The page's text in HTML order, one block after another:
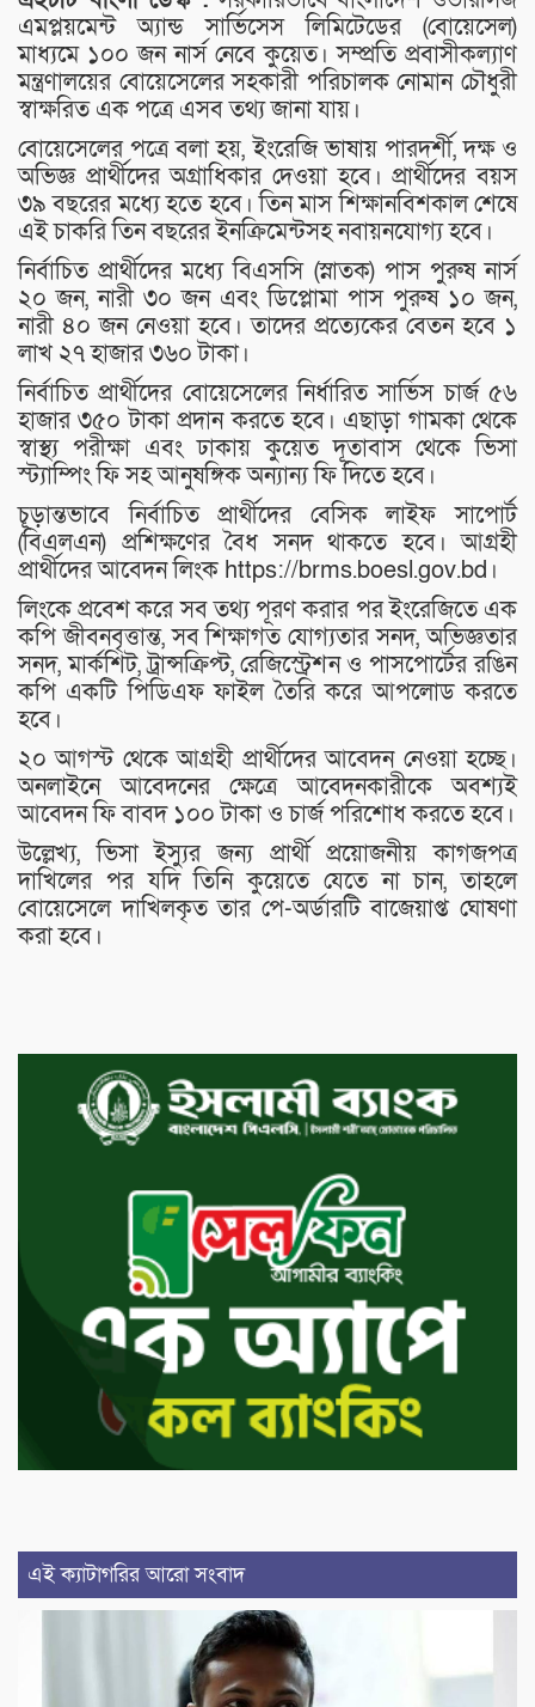
এমপ্লয়মেন্ট অ্যান্ড সার্ভিসেস লিমিটেডের (বোয়েসেল)
মাধ্যমে ১০০ জন নার্স নেবে কুয়েত। সম্প্রতি প্রবাসীকল্যাণ
মন্ত্রণালয়ের বোয়েসেলের সহকারী পরিচালক নোমান চৌধুরী
স্বাক্ষরিত এক পত্রে এসব তথ্য জানা যায়।
বোয়েসেলের পত্রে বলা হয়, ইংরেজি ভাষায় পারদর্শী, দক্ষ ও
অভিজ্ঞ প্রার্থীদের অগ্রাধিকার দেওয়া হবে। প্রার্থীদের বয়স
৩৯ বছরের মধ্যে হতে হবে। তিন মাস শিক্ষানবিশকাল শেষে
এই চাকরি তিন বছরের ইনক্রিমেন্টসহ নবায়নযোগ্য হবে।
নির্বাচিত প্রার্থীদের মধ্যে বিএসসি (স্নাতক) পাস পুরুষ নার্স
২০ জন, নারী ৩০ জন এবং ডিপ্লোমা পাস পুরুষ ১০ জন,
নারী ৪০ জন নেওয়া হবে। তাদের প্রত্যেকের বেতন হবে ১
লাখ ২৭ হাজার ৩৬০ টাকা।
নির্বাচিত প্রার্থীদের বোয়েসেলের নির্ধারিত সার্ভিস চার্জ ৫৬
হাজার ৩৫০ টাকা প্রদান করতে হবে। এছাড়া গামকা থেকে
স্বাস্থ্য পরীক্ষা এবং ঢাকায় কুয়েত দূতাবাস থেকে ভিসা
স্ট্যাম্পিং ফি সহ আনুষঙ্গিক অন্যান্য ফি দিতে হবে।
চূড়ান্তভাবে নির্বাচিত প্রার্থীদের বেসিক লাইফ সাপোর্ট
(বিএলএন) প্রশিক্ষণের বৈধ সনদ থাকতে হবে। আগ্রহী
প্রার্থীদের আবেদন লিংক https://brms.boesl.gov.bd।
লিংকে প্রবেশ করে সব তথ্য পূরণ করার পর ইংরেজিতে এক
কপি জীবনবৃত্তান্ত, সব শিক্ষাগত যোগ্যতার সনদ, অভিজ্ঞতার
সনদ, মার্কশিট, ট্রান্সক্রিপ্ট, রেজিস্ট্রেশন ও পাসপোর্টের রঙিন
কপি একটি পিডিএফ ফাইল তৈরি করে আপলোড করতে
হবে।
২০ আগস্ট থেকে আগ্রহী প্রার্থীদের আবেদন নেওয়া হচ্ছে।
অনলাইনে আবেদনের ক্ষেত্রে আবেদনকারীকে অবশ্যই
আবেদন ফি বাবদ ১০০ টাকা ও চার্জ পরিশোধ করতে হবে।
উল্লেখ্য, ভিসা ইস্যুর জন্য প্রার্থী প্রয়োজনীয় কাগজপত্র
দাখিলের পর যদি তিনি কুয়েতে যেতে না চান, তাহলে
বোয়েসেলে দাখিলকৃত তার পে-অর্ডারটি বাজেয়াপ্ত ঘোষণা
করা হবে।
এই ক্যাটাগরির আরো সংবাদ